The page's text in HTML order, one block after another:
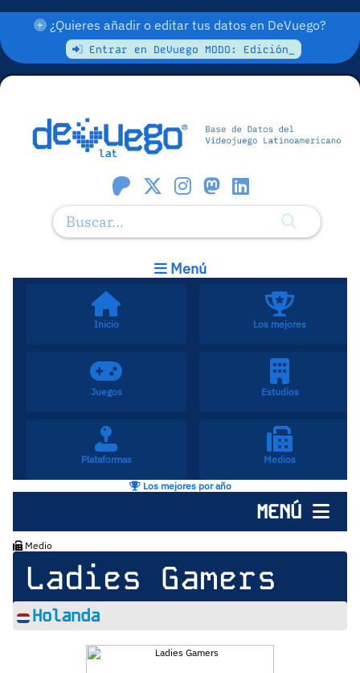
¿Quieres añadir o editar tus datos en DeVuego?
Entrar en DeVuego MODO: Edición_
Menú
Inicio Los mejores
Juegos Estudios
Plataformas Medios
Los mejores por año
MENÚ
Medio
Ladies Gamers
Holanda